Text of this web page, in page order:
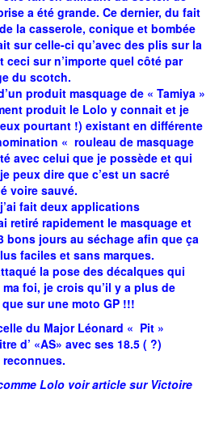
a été grande. Ce dernier, du fait
la casserole, conique et bombée
sur celle-ci qu’avec des plis sur la
sur n’importe quel côté par
du scotch.
produit masquage de « Tamiya »
produit le Lolo y connait et je
pourtant !) existant en différente
« rouleau de masquage
avec celui que je possède et qui
peux dire que c’est un sacré
voire sauvé.
fait deux applications
retiré rapidement le masquage et
bons jours au séchage afin que ça
faciles et sans marques.
la pose des décalques qui
foi, je crois qu’il y a plus de
sur une moto GP !!!
du Major Léonard « Pit »
d’ «AS» avec ses 18.5 ( ?)
Lolo voir article sur Victoire